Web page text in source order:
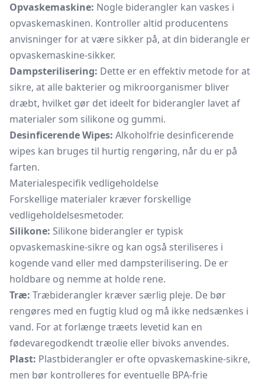
Opvaskemaskine: Nogle biderangler kan vaskes i
opvaskemaskinen. Kontroller altid producentens
anvisninger for at være sikker på, at din biderangle er
opvaskemaskine-sikker.
Dampsterilisering: Dette er en effektiv metode for at
sikre, at alle bakterier og mikroorganismer bliver
dræbt, hvilket gør det ideelt for biderangler lavet af
materialer som silikone og gummi.
Desinficerende Wipes: Alkoholfrie desinficerende
wipes kan bruges til hurtig rengøring, når du er på
farten.
Materialespecifik vedligeholdelse
Forskellige materialer kræver forskellige
vedligeholdelsesmetoder.
Silikone: Silikone biderangler er typisk
opvaskemaskine-sikre og kan også steriliseres i
kogende vand eller med dampsterilisering. De er
holdbare og nemme at holde rene.
Træ: Træbiderangler kræver særlig pleje. De bør
rengøres med en fugtig klud og må ikke nedsænkes i
vand. For at forlænge træets levetid kan en
fødevaregodkendt træolie eller bivoks anvendes.
Plast: Plastbiderangler er ofte opvaskemaskine-sikre,
men bør kontrolleres for eventuelle BPA-frie